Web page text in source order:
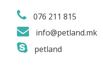
076 211 815
info@petland.mk
petland